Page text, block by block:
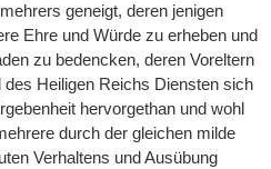
geneigt, deren jenigen
Ehre und Würde zu erheben und
zu bedencken, deren Voreltern
Heiligen Reichs Diensten sich
hervorgethan und wohl
durch der gleichen milde
Verhaltens und Ausübung